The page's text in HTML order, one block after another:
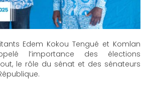
Edem Kokou Tengué et Komlan
l’importance des élections
le rôle du sénat et des sénateurs